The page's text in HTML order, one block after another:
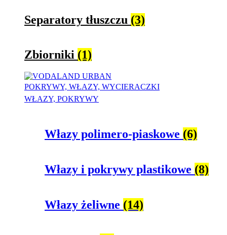
Separatory tłuszczu (3)
Zbiorniki (1)
POKRYWY, WŁAZY, WYCIERACZKI
WŁAZY, POKRYWY
Włazy polimero-piaskowe (6)
Włazy i pokrywy plastikowe (8)
Włazy żeliwne (14)